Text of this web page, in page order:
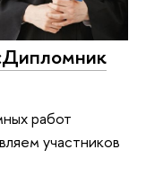
работ
участников